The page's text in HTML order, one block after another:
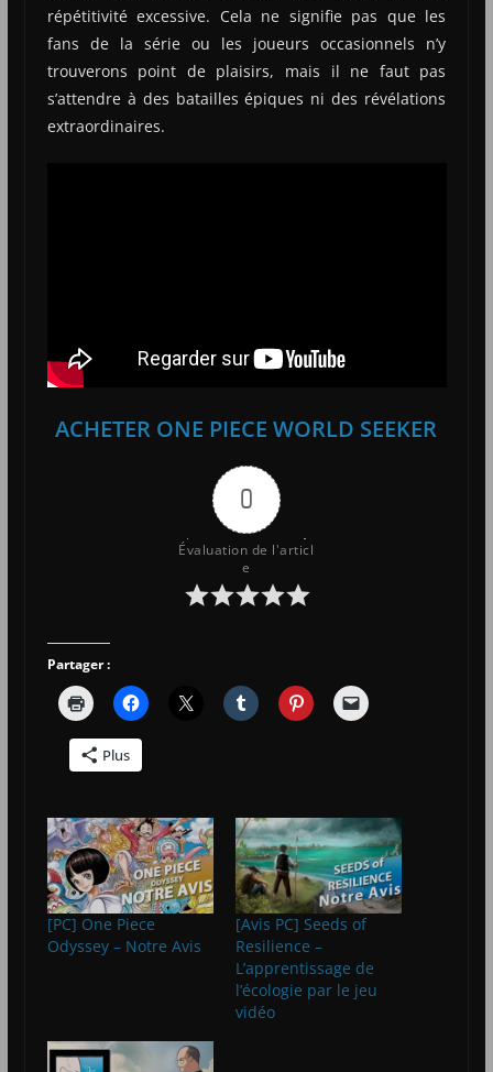
répétitivité excessive. Cela ne signifie pas que les
fans de la série ou les joueurs occasionnels n’y
trouverons point de plaisirs, mais il ne faut pas
s’attendre à des batailles épiques ni des révélations
extraordinaires.
ACHETER ONE PIECE WORLD SEEKER
0
Évaluation de l'articl
e
Partager :
Plus
[PC] One Piece
Odyssey – Notre Avis
[Avis PC] Seeds of
Resilience –
L’apprentissage de
l’écologie par le jeu
vidéo